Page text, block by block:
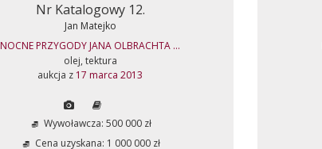
Nr Katalogowy 12.
Jan Matejko
NOCNE PRZYGODY JANA OLBRACHTA ...
olej, tektura
aukcja z 17 marca 2013
Wywoławcza: 500 000 zł
Cena uzyskana: 1 000 000 zł